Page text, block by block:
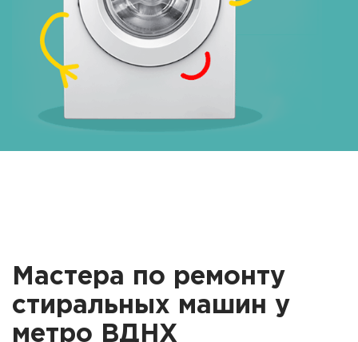
Мастера по ремонту
стиральных машин у
метро
ВДНХ